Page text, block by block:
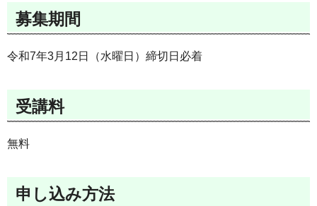
募集期間
令和7年3月12日（水曜日）締切日必着
受講料
無料
申し込み方法